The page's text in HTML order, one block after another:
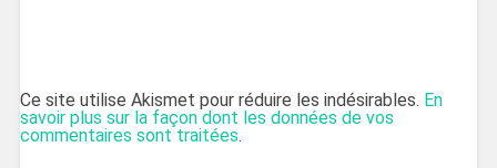
Ce site utilise Akismet pour réduire les indésirables. En
savoir plus sur la façon dont les données de vos
commentaires sont traitées.